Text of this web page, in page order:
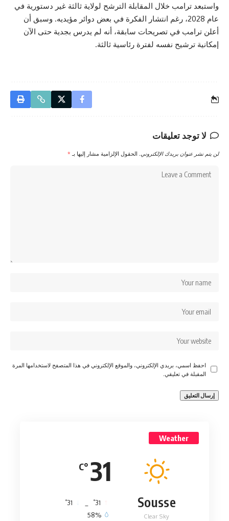
واستبعد ترامب خلال المقابلة الترشح لولاية ثالثة غير دستورية في
عام 2028، رغم انتشار الفكرة في بعض دوائر مؤيديه. وسبق أن
أعلن ترامب في تصريحات سابقة، أنه لم يدرس بجدية حتى الآن
إمكانية ترشيح نفسه لفترة رئاسية ثالثة.
لا توجد تعليقات
لن يتم نشر عنوان بريدك الإلكتروني. الحقول الإلزامية مشار إليها بـ *
احفظ اسمي، بريدي الإلكتروني، والموقع الإلكتروني في هذا المتصفح لاستخدامها المرة
المقبلة في تعليقي.
Weather
31
°C
Sousse
Clear Sky
31
°
31
°
58%